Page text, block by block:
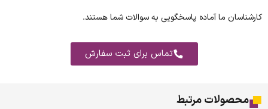
کارشناسان ما آماده پاسخگویی به سوالات شما هستند.
تماس برای ثبت سفارش
محصولات مرتبط